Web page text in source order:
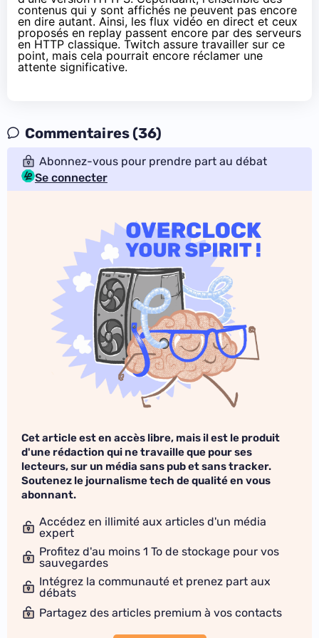
contenus qui y sont affichés ne peuvent pas encore
en dire autant. Ainsi, les flux vidéo en direct et ceux
proposés en replay passent encore par des serveurs
en HTTP classique. Twitch assure travailler sur ce
point, mais cela pourrait encore réclamer une
attente significative.
Commentaires (36)
Abonnez-vous pour prendre part au débat
Se connecter
Cet article est en accès libre, mais il est le produit
d'une rédaction qui ne travaille que pour ses
lecteurs, sur un média sans pub et sans tracker.
Soutenez le journalisme tech de qualité en vous
abonnant.
Accédez en illimité aux articles d'un média
expert
Profitez d'au moins 1 To de stockage pour vos
sauvegardes
Intégrez la communauté et prenez part aux
débats
Partagez des articles premium à vos contacts